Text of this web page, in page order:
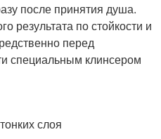
после принятия душа.
результата по стойкости и
перед
специальным клинсером
слоя